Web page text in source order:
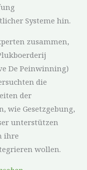
Systeme hin.
zusammen,
De Peinwinning)
die
der
wie Gesetzgebung,
unterstützen
ihre
wollen.